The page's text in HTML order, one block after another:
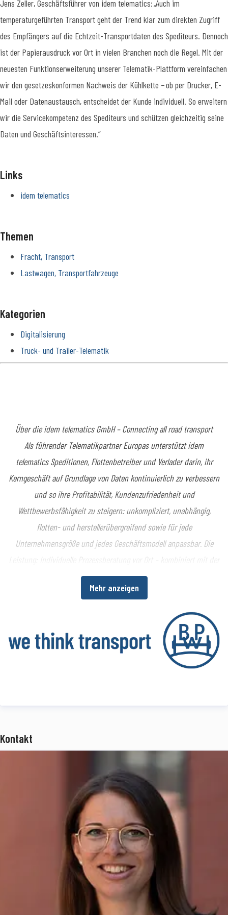
Jens Zeller, Geschäftsführer von idem telematics: „Auch im
temperaturgeführten Transport geht der Trend klar zum direkten Zugriff
des Empfängers auf die Echtzeit-Transportdaten des Spediteurs. Dennoch
ist der Papierausdruck vor Ort in vielen Branchen noch die Regel. Mit der
neuesten Funktionserweiterung unserer Telematik-Plattform vereinfachen
wir den gesetzeskonformen Nachweis der Kühlkette – ob per Drucker, E-
Mail oder Datenaustausch, entscheidet der Kunde individuell. So erweitern
wir die Servicekompetenz des Spediteurs und schützen gleichzeitig seine
Daten und Geschäftsinteressen.“
Links
idem telematics
Themen
Fracht, Transport
Lastwagen, Transportfahrzeuge
Kategorien
Digitalisierung
Truck- und Trailer-Telematik
Über die idem telematics GmbH – Connecting all road transport
Als führender Telematikpartner Europas unterstützt idem
telematics Speditionen, Flottenbetreiber und Verlader darin, ihr
Kerngeschäft auf Grundlage von Daten kontinuierlich zu verbessern
und so ihre Profitabilität, Kundenzufriedenheit und
Wettbewerbsfähigkeit zu steigern: unkompliziert, unabhängig,
flotten- und herstellerübergreifend sowie für jede
Unternehmensgröße und jedes Geschäftsmodell anpassbar. Die
Leistung: Individuelle Prozessberatung vor Ort – kombiniert mit der
europaweit marktführenden All-in-One-Telematikplattform
cargofleet für Truck, Trailer, Fracht und Logistik. Mit der
Fracht bietet idem telematics ein Komplettsystem zur Erhöhung
der Transparenz und Wirtschaftlichkeit im gesamten
Logistikprozess. Plus: einzigartige Kundennähe und Flexibilität bei
telematics ist ein Tochterunternehmen derBPW Gruppeund
Über die BPW Gruppe
Die BPW Gruppe erforscht, entwickelt und produziert alles, was den
Transport bewegt, sichert, beleuchtet, intelligent macht und digital
vernetzt. Weltweit ist die Unternehmensgruppe mit ihren Marken
,HESTALundidem telematics
ein bevorzugter
Systempartner der Nfz-Branche für Fahrwerke, Bremsen,
Beleuchtung, Verschließ- und Aufbautentechnik, Telematik sowie
weitere wichtige Komponenten für Truck, Trailer und Bus.
Transportunternehmen bietet die BPW Gruppe umfassende
Mehr anzeigen
Kontakt